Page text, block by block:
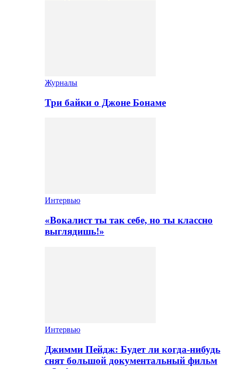
Журналы
Три байки о Джоне Бонаме
Интервью
«Вокалист ты так себе, но ты классно
выглядишь!»
Интервью
Джимми Пейдж: Будет ли когда-нибудь
снят большой документальный фильм